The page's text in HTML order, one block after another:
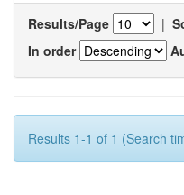
Results/Page |
In order
Results 1-1 of 1 (Search